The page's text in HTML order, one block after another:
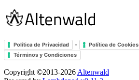
Política de Privacidad - Política de Cookies
Términos y Condiciones
Copyright ©2013-2026 Altenwald